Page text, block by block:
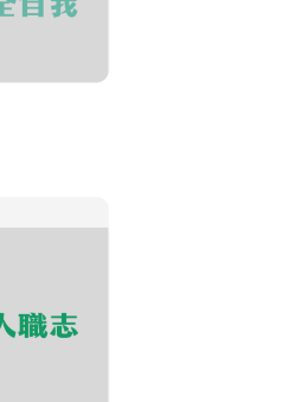
養。
發展趨勢，
出路。